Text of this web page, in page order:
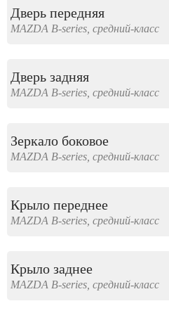
Дверь передняя
MAZDA B-series, средний-класс
Дверь задняя
MAZDA B-series, средний-класс
Зеркало боковое
MAZDA B-series, средний-класс
Крыло переднее
MAZDA B-series, средний-класс
Крыло заднее
MAZDA B-series, средний-класс